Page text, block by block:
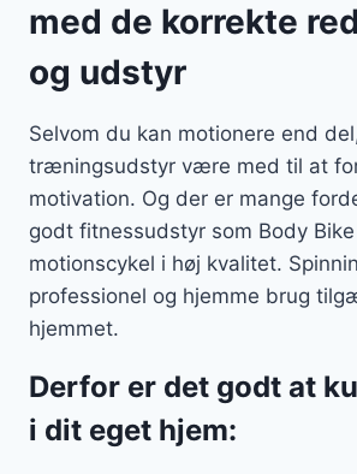
med de korrekte
og udstyr
Selvom du kan motionere end
træningsudstyr være med til at
motivation. Og der er mange
godt fitnessudstyr som Body
motionscykel i høj kvalitet.
professionel og hjemme brug
hjemmet.
Derfor er det godt at
i dit eget hjem: